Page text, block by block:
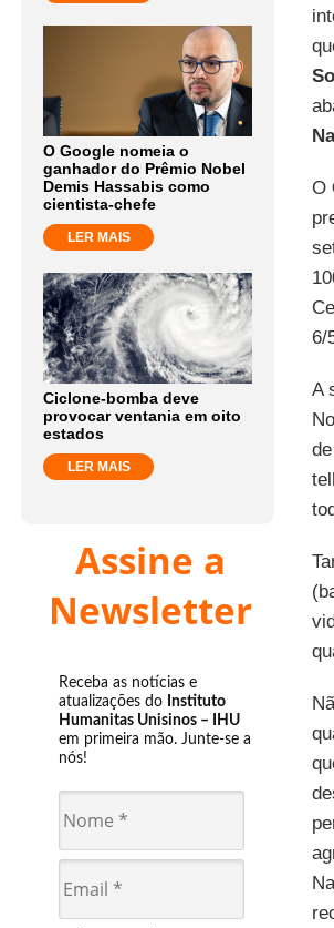
O Google nomeia o
ganhador do Prêmio Nobel
Demis Hassabis como
cientista-chefe
LER MAIS
Ciclone-bomba deve
provocar ventania em oito
estados
LER MAIS
Assine a
Newsletter
Receba as notícias e
atualizações do Instituto
Humanitas Unisinos – IHU
em primeira mão. Junte-se a
nós!
O
6/
A